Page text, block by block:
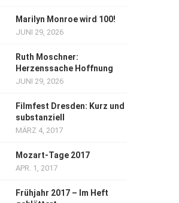
Marilyn Monroe wird 100!
JUNI 29, 2026
Ruth Moschner:
Herzenssache Hoffnung
JUNI 29, 2026
Filmfest Dresden: Kurz und
substanziell
MÄRZ 4, 2017
Mozart-Tage 2017
APR. 1, 2017
Frühjahr 2017 – Im Heft